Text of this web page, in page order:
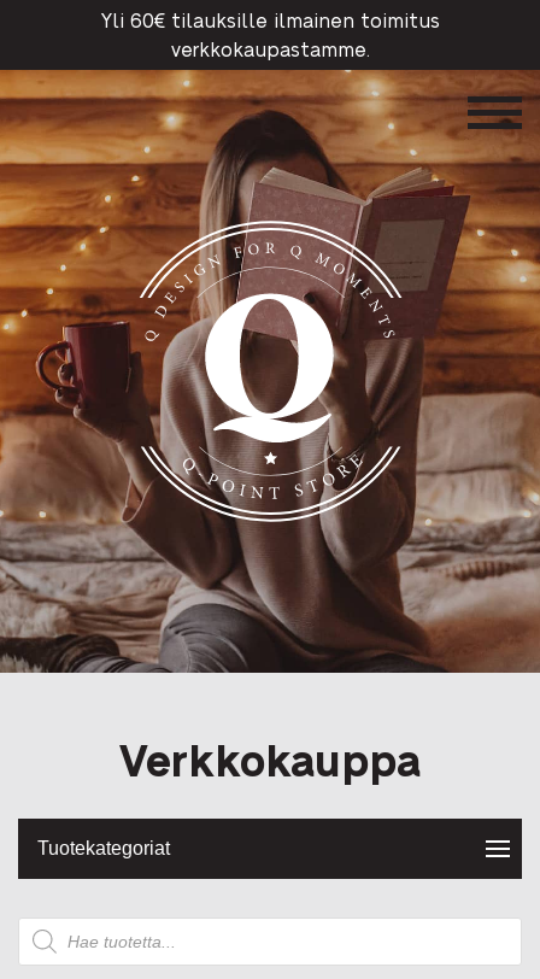
Yli 60€ tilauksille ilmainen toimitus
verkkokaupastamme.
Q-Point
Verkkokauppa
Tuotekategoriat
Products
search